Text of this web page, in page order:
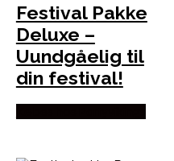
Festival Pakke
Deluxe –
Uundgåelig til
din festival!